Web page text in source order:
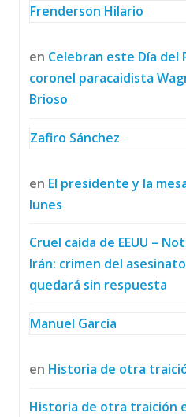
Frenderson Hilario
en Celebran este Día del
coronel paracaidista
Brioso
Zafiro Sánchez
en El presidente y la
lunes
Cruel caída de EEUU –
Irán: crimen del
quedará sin respuesta
Manuel García
en Historia de otra
Historia de otra traición